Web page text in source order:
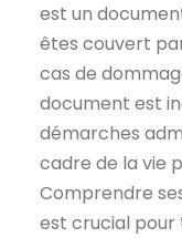
est un
êtes couvert
cas de
document est
démarches
cadre de la vie
Comprendre
est crucial